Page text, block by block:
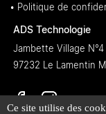
• Politique de
ADS Technologie
Jambette Village
97232 Le Lamentin
Ce site utilise des